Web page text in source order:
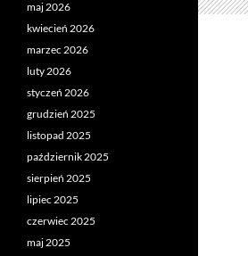
maj 2026
kwiecień 2026
marzec 2026
luty 2026
styczeń 2026
grudzień 2025
listopad 2025
październik 2025
sierpień 2025
lipiec 2025
czerwiec 2025
maj 2025